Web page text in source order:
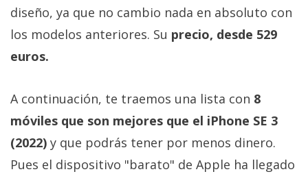
informática,
videojuegos,
comparativas,
trucos y
El Grupo
Informático
(CC) 2006-
Algunos
derechos
reservados
.
diseño, ya que no cambio nada en absoluto con
los modelos anteriores. Su precio, desde 529
euros.
A continuación, te traemos una lista con 8
móviles que son mejores que el iPhone SE 3
(2022) y que podrás tener por menos dinero.
Pues el dispositivo "barato" de Apple ha llegado